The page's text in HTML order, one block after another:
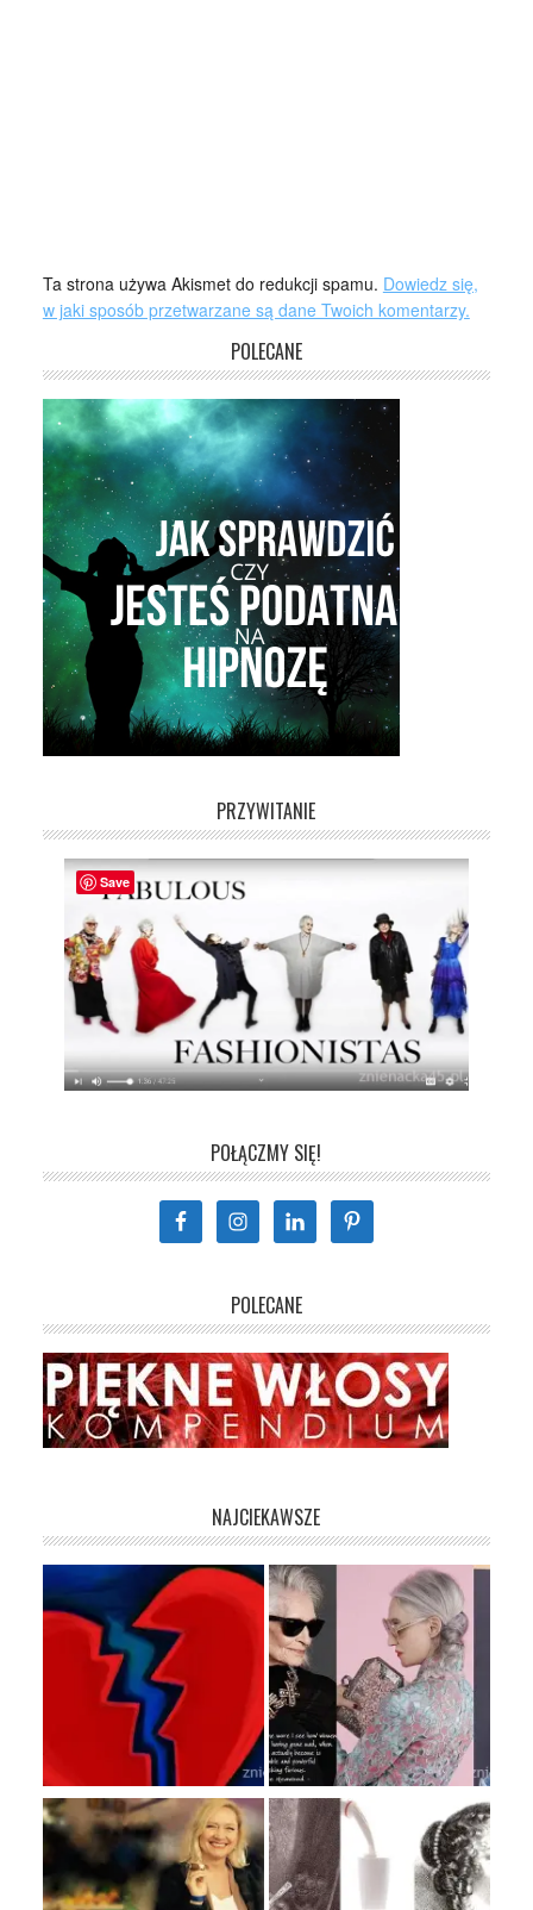
Ta strona używa Akismet do redukcji spamu. Dowiedz się,
w jaki sposób przetwarzane są dane Twoich komentarzy.
POLECANE
PRZYWITANIE
POŁĄCZMY SIĘ!
POLECANE
NAJCIEKAWSZE
Save